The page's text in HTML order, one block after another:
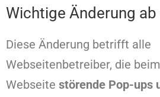
Wichtige Änderung
Diese Änderung betrifft alle
Webseitenbetreiber, die
Webseite störende Pop-ups